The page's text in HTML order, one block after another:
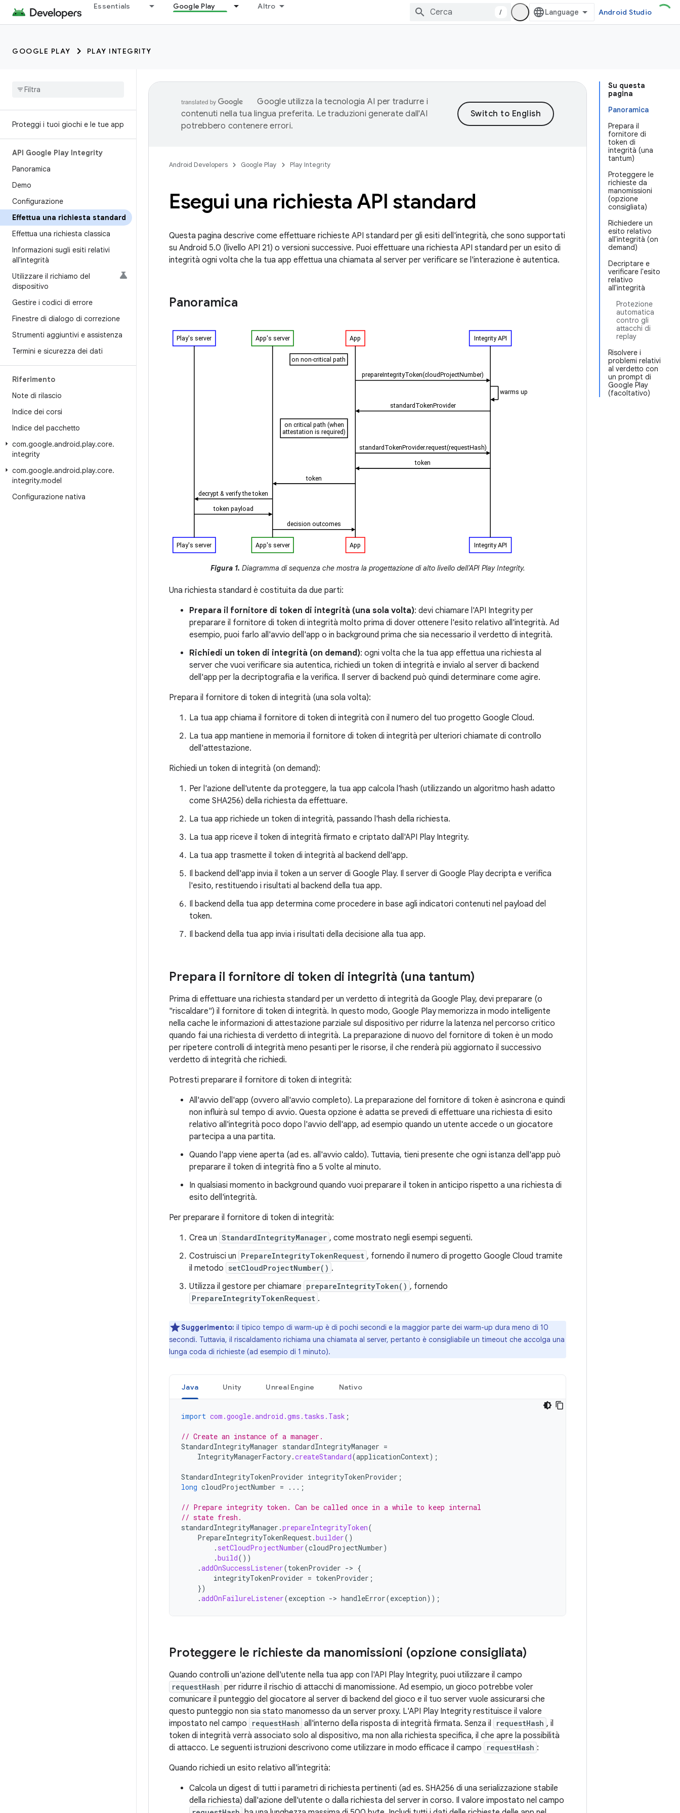
Essentials Google Play Altro
/ Android Studio
GOOGLE PLAY PLAY INTEGRITY
Proteggi i tuoi giochi e le tue app
API Google Play Integrity
Panoramica
Demo
Configurazione
Effettua una richiesta standard
Effettua una richiesta classica
Informazioni sugli esiti relativi
all'integrità
Utilizzare il richiamo del
dispositivo
Gestire i codici di errore
Finestre di dialogo di correzione
Strumenti aggiuntivi e assistenza
Termini e sicurezza dei dati
Riferimento
Note di rilascio
Indice dei corsi
Indice del pacchetto
com.google.android.play.core.
integrity
com.google.android.play.core.
integrity.model
Configurazione nativa
Su questa
pagina
Panoramica
Prepara il
fornitore di
token di
integrità (una
tantum)
Proteggere le
richieste da
manomissioni
(opzione
consigliata)
Richiedere un
esito relativo
all'integrità (on
demand)
Decriptare e
verificare l'esito
relativo
all'integrità
Protezione
automatica
contro gli
attacchi di
replay
Risolvere i
problemi relativi
al verdetto con
un prompt di
Google Play
(facoltativo)
Google utilizza la tecnologia AI per tradurre i
contenuti nella tua lingua preferita. Le traduzioni generate dall'AI
potrebbero contenere errori.
Android Developers Google Play Play Integrity
Esegui una richiesta API standard
Questa pagina descrive come effettuare richieste API standard per gli esiti dell'integrità, che sono supportati
su Android 5.0 (livello API 21) o versioni successive. Puoi effettuare una richiesta API standard per un esito di
integrità ogni volta che la tua app effettua una chiamata al server per verificare se l'interazione è autentica.
Panoramica
Figura 1. Diagramma di sequenza che mostra la progettazione di alto livello dell'API Play Integrity.
Una richiesta standard è costituita da due parti:
Prepara il fornitore di token di integrità (una sola volta): devi chiamare l'API Integrity per
preparare il fornitore di token di integrità molto prima di dover ottenere l'esito relativo all'integrità. Ad
esempio, puoi farlo all'avvio dell'app o in background prima che sia necessario il verdetto di integrità.
Richiedi un token di integrità (on demand): ogni volta che la tua app effettua una richiesta al
server che vuoi verificare sia autentica, richiedi un token di integrità e invialo al server di backend
dell'app per la decriptografia e la verifica. Il server di backend può quindi determinare come agire.
Prepara il fornitore di token di integrità (una sola volta):
La tua app chiama il fornitore di token di integrità con il numero del tuo progetto Google Cloud.
La tua app mantiene in memoria il fornitore di token di integrità per ulteriori chiamate di controllo
dell'attestazione.
Richiedi un token di integrità (on demand):
Per l'azione dell'utente da proteggere, la tua app calcola l'hash (utilizzando un algoritmo hash adatto
come SHA256) della richiesta da effettuare.
La tua app richiede un token di integrità, passando l'hash della richiesta.
La tua app riceve il token di integrità firmato e criptato dall'API Play Integrity.
La tua app trasmette il token di integrità al backend dell'app.
Il backend dell'app invia il token a un server di Google Play. Il server di Google Play decripta e verifica
l'esito, restituendo i risultati al backend della tua app.
Il backend della tua app determina come procedere in base agli indicatori contenuti nel payload del
token.
Il backend della tua app invia i risultati della decisione alla tua app.
Prepara il fornitore di token di integrità (una tantum)
Prima di effettuare una richiesta standard per un verdetto di integrità da Google Play, devi preparare (o
"riscaldare") il fornitore di token di integrità. In questo modo, Google Play memorizza in modo intelligente
nella cache le informazioni di attestazione parziale sul dispositivo per ridurre la latenza nel percorso critico
quando fai una richiesta di verdetto di integrità. La preparazione di nuovo del fornitore di token è un modo
per ripetere controlli di integrità meno pesanti per le risorse, il che renderà più aggiornato il successivo
verdetto di integrità che richiedi.
Potresti preparare il fornitore di token di integrità:
All'avvio dell'app (ovvero all'avvio completo). La preparazione del fornitore di token è asincrona e quindi
non influirà sul tempo di avvio. Questa opzione è adatta se prevedi di effettuare una richiesta di esito
relativo all'integrità poco dopo l'avvio dell'app, ad esempio quando un utente accede o un giocatore
partecipa a una partita.
Quando l'app viene aperta (ad es. all'avvio caldo). Tuttavia, tieni presente che ogni istanza dell'app può
preparare il token di integrità fino a 5 volte al minuto.
In qualsiasi momento in background quando vuoi preparare il token in anticipo rispetto a una richiesta di
esito dell'integrità.
Per preparare il fornitore di token di integrità:
Crea un StandardIntegrityManager , come mostrato negli esempi seguenti.
Costruisci un PrepareIntegrityTokenRequest , fornendo il numero di progetto Google Cloud tramite
il metodo setCloudProjectNumber() .
Utilizza il gestore per chiamare prepareIntegrityToken() , fornendo
PrepareIntegrityTokenRequest .
Suggerimento: il tipico tempo di warm-up è di pochi secondi e la maggior parte dei warm-up dura meno di 10
secondi. Tuttavia, il riscaldamento richiama una chiamata al server, pertanto è consigliabile un timeout che accolga una
lunga coda di richieste (ad esempio di 1 minuto).
Java Unity Unreal Engine Nativo
import com.google.android.gms.tasks.Task ;
// Create an instance of a manager.
StandardIntegrityManager standardIntegrityManager =
IntegrityManagerFactory.createStandard(applicationContext);
StandardIntegrityTokenProvider integrityTokenProvider ;
long cloudProjectNumber = ...;
// Prepare integrity token. Can be called once in a while to keep internal
// state fresh.
standardIntegrityManager .prepareIntegrityToken(
PrepareIntegrityTokenRequest.builder()
. setCloudProjectNumber(cloudProjectNumber)
.build())
.addOnSuccessListener(tokenProvider -> {
integrityTokenProvider = tokenProvider ;
})
.addOnFailureListener(exception -> handleError(exception));
Proteggere le richieste da manomissioni (opzione consigliata)
Quando controlli un'azione dell'utente nella tua app con l'API Play Integrity, puoi utilizzare il campo
requestHash per ridurre il rischio di attacchi di manomissione. Ad esempio, un gioco potrebbe voler
comunicare il punteggio del giocatore al server di backend del gioco e il tuo server vuole assicurarsi che
questo punteggio non sia stato manomesso da un server proxy. L'API Play Integrity restituisce il valore
impostato nel campo
requestHash all'interno della risposta di integrità firmata. Senza il requestHash , il
token di integrità verrà associato solo al dispositivo, ma non alla richiesta specifica, il che apre la possibilità
di attacco. Le seguenti istruzioni descrivono come utilizzare in modo efficace il campo
requestHash :
Quando richiedi un esito relativo all'integrità:
Calcola un digest di tutti i parametri di richiesta pertinenti (ad es. SHA256 di una serializzazione stabile
della richiesta) dall'azione dell'utente o dalla richiesta del server in corso. Il valore impostato nel campo